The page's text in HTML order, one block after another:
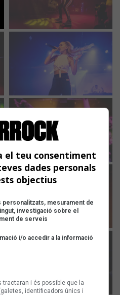
el teu consentiment
dades personals
objectius
personalitzats, mesurament de
investigació sobre el
de serveis
i/o accedir a la informació
tractaran i és possible que la
identificadors únics i